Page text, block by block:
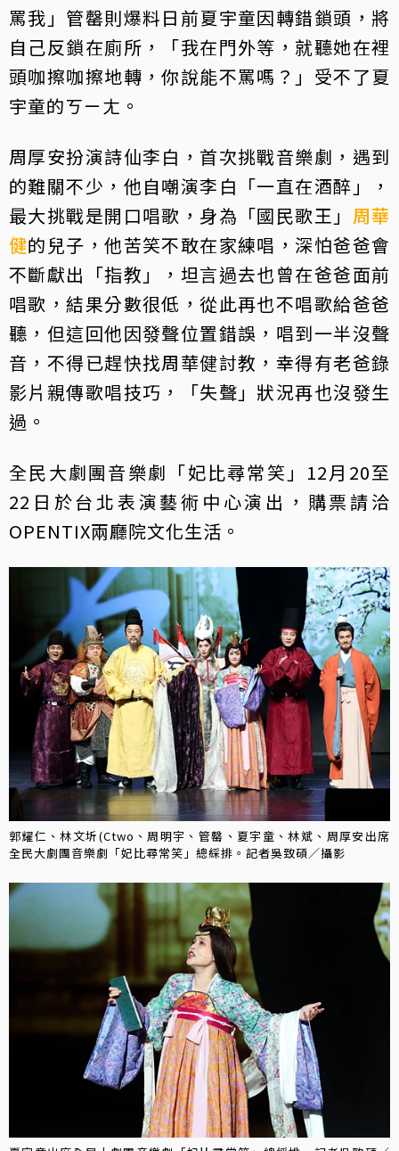
罵我」管罄則爆料日前夏宇童因轉錯鎖頭，將
自己反鎖在廁所，「我在門外等，就聽她在裡
頭咖擦咖擦地轉，你說能不罵嗎？」受不了夏
宇童的ㄎㄧㄤ。
周厚安扮演詩仙李白，首次挑戰音樂劇，遇到
的難關不少，他自嘲演李白「一直在酒醉」，
最大挑戰是開口唱歌，身為「國民歌王」 周華
健的兒子，他苦笑不敢在家練唱，深怕爸爸會
不斷獻出「指教」，坦言過去也曾在爸爸面前
唱歌，結果分數很低，從此再也不唱歌給爸爸
聽，但這回他因發聲位置錯誤，唱到一半沒聲
音，不得已趕快找周華健討教，幸得有老爸錄
影片親傳歌唱技巧，「失聲」狀況再也沒發生
過。
全民大劇團音樂劇「妃比尋常笑」12月20至
22日於台北表演藝術中心演出，購票請洽
OPENTIX兩廳院文化生活。
郭耀仁、林文圻(Ctwo、周明宇、管罄、夏宇童、林斌、周厚安出席
全民大劇團音樂劇「妃比尋常笑」總綵排。記者吳致碩／攝影